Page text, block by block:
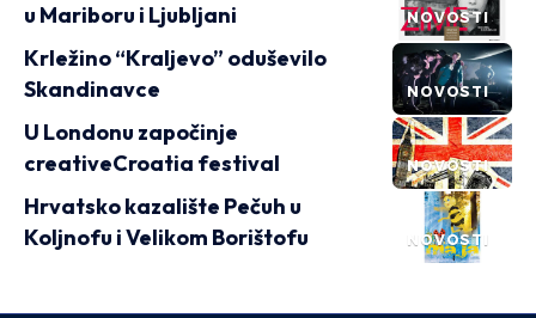
NOVOSTI
u Mariboru i Ljubljani
NOVOSTI
Krležino “Kraljevo” oduševilo
Skandinavce
NOVOSTI
U Londonu započinje
creativeCroatia festival
NOVOSTI
Hrvatsko kazalište Pečuh u
Koljnofu i Velikom Borištofu